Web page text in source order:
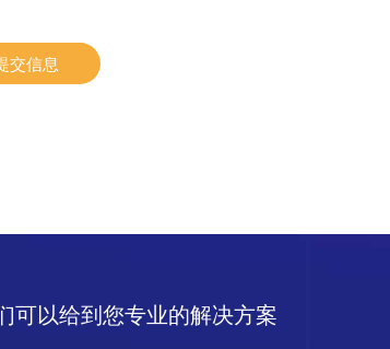
交信息
可以给到您专业的解决方案